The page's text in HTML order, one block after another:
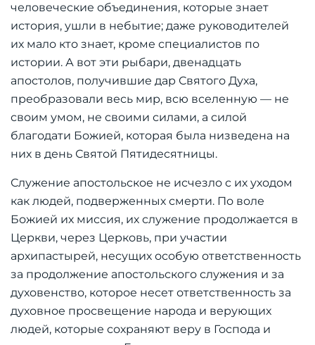
человеческие объединения, которые знает
история, ушли в небытие; даже руководителей
их мало кто знает, кроме специалистов по
истории. А вот эти рыбари, двенадцать
апостолов, получившие дар Святого Духа,
преобразовали весь мир, всю вселенную — не
своим умом, не своими силами, а силой
благодати Божией, которая была низведена на
них в день Святой Пятидесятницы.
Служение апостольское не исчезло с их уходом
как людей, подверженных смерти. По воле
Божией их миссия, их служение продолжается в
Церкви, через Церковь, при участии
архипастырей, несущих особую ответственность
за продолжение апостольского служения и за
духовенство, которое несет ответственность за
духовное просвещение народа и верующих
людей, которые сохраняют веру в Господа и